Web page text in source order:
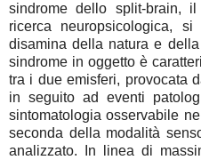
sindrome dello split-brain,
ricerca neuropsicologica,
disamina della natura e
sindrome in oggetto è
tra i due emisferi, provocata
in seguito ad eventi
sintomatologia osservabile
seconda della modalità
analizzato. In linea di